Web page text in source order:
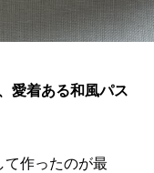
愛着ある和風パス
て作ったのが最